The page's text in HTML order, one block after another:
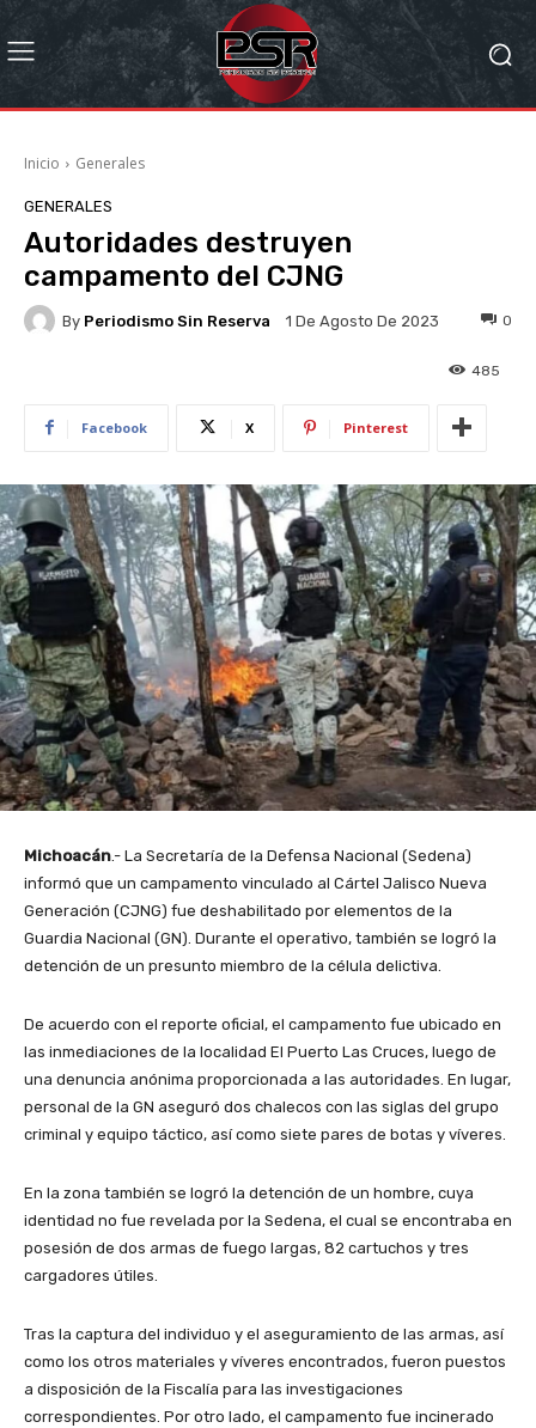
Inicio Generales
GENERALES
Autoridades destruyen
campamento del CJNG
By Periodismo Sin Reserva 1 De Agosto De 2023 0
485
Facebook X Pinterest
Michoacán.- La Secretaría de la Defensa Nacional (Sedena)
informó que un campamento vinculado al Cártel Jalisco Nueva
Generación (CJNG) fue deshabilitado por elementos de la
Guardia Nacional (GN). Durante el operativo, también se logró la
detención de un presunto miembro de la célula delictiva.
De acuerdo con el reporte oficial, el campamento fue ubicado en
las inmediaciones de la localidad El Puerto Las Cruces, luego de
una denuncia anónima proporcionada a las autoridades. En lugar,
personal de la GN aseguró dos chalecos con las siglas del grupo
criminal y equipo táctico, así como siete pares de botas y víveres.
En la zona también se logró la detención de un hombre, cuya
identidad no fue revelada por la Sedena, el cual se encontraba en
posesión de dos armas de fuego largas, 82 cartuchos y tres
cargadores útiles.
Tras la captura del individuo y el aseguramiento de las armas, así
como los otros materiales y víveres encontrados, fueron puestos
a disposición de la Fiscalía para las investigaciones
correspondientes. Por otro lado, el campamento fue incinerado